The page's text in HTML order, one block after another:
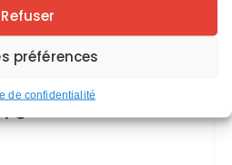
Refuser
préférences
de confidentialité